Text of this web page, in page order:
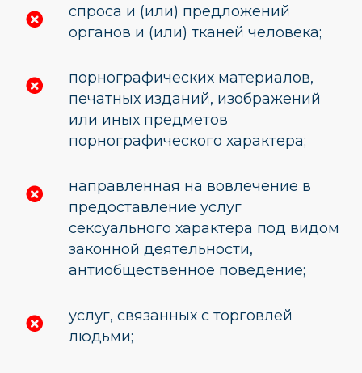
спроса и (или) предложений
органов и (или) тканей человека;
порнографических материалов,
печатных изданий, изображений
или иных предметов
порнографического характера;
направленная на вовлечение в
предоставление услуг
сексуального характера под видом
законной деятельности,
антиобщественное поведение;
услуг, связанных с торговлей
людьми;